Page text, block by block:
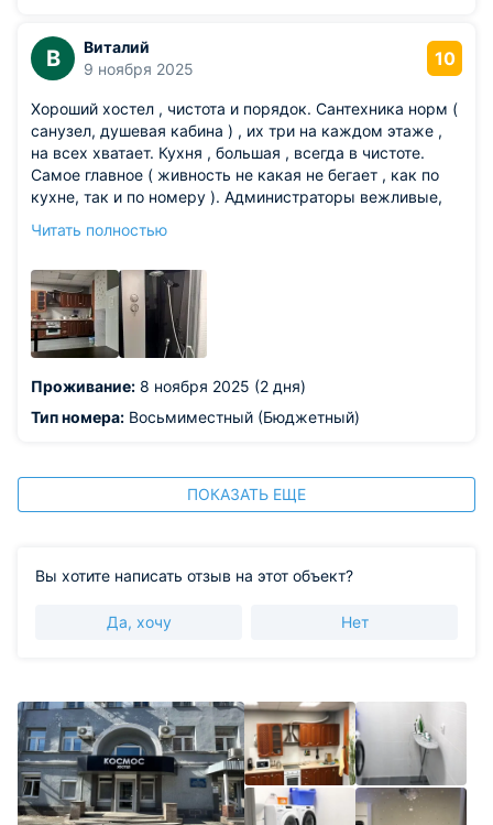
В
Виталий
9 ноября 2025
10
Хороший хостел , чистота и порядок. Сантехника норм (
санузел, душевая кабина ) , их три на каждом этаже ,
на всех хватает. Кухня , большая , всегда в чистоте.
Самое главное ( живность не какая не бегает , как по
кухне, так и по номеру ). Администраторы вежливые,
рекомендую
Читать полностью
Проживание: 8 ноября 2025 (2 дня)
Тип номера: Восьмиместный (Бюджетный)
ПОКАЗАТЬ ЕЩЕ
Вы хотите написать отзыв на этот объект?
Да, хочу Нет